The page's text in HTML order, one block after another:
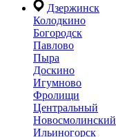
Дзержинск
Колодкино
Богородск
Павлово
Пыра
Доскино
Игумново
Фролищи
Центральный
Новосмолинский
Ильиногорск